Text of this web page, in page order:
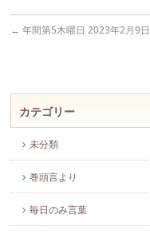
← 年間第5木曜日 2023年2月9日
カテゴリー
未分類
巻頭言より
毎日のみ言葉